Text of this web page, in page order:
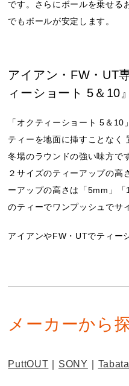
です。さらにボールを乗せる
でもボールが安定します。
アイアン・FW・UT
ィーショート 5＆10』
「オクティーショート 5＆
ティーを地面に挿すことなく
冬場のラウンドの強い味方で
２サイズのティーアップの高
ーアップの高さは「5mm」
のティーでワンプッシュでサ
アイアンやFW・UTでティー
メーカーから
PuttOUT SONY Tabata